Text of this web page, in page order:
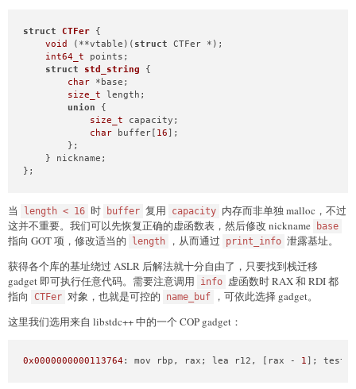
struct CTFer {
void
(**vtable)( struct CTFer *);
int64_t points;
struct
std_string {
char *base;
size_t length;
union {
size_t capacity;
char buffer[ 16];
        };
    } nickname;
};
当 length < 16 时 buffer 复用 capacity 内存而非单独 malloc，不过
这并不重要。我们可以先恢复正确的虚函数表，然后修改 nickname
base
指向 GOT 项，修改适当的 length ，从而通过 print_info 泄露基址。
获得各个库的基址绕过 ASLR 后解法就十分自由了，只要找到栈迁移
gadget 即可执行任意代码。需要注意调用
info 虚函数时 RAX 和 RDI 都
指向
CTFer 对象，也就是可控的 name_buf
，可依此选择 gadget。
这里我们选用来自 libstdc++ 中的一个 COP gadget：
0x0000000000113764 : mov rbp, rax; lea r12, [rax - 1]; test